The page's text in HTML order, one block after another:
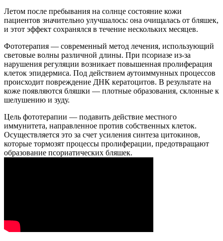
Летом после пребывания на солнце состояние кожи
пациентов значительно улучшалось: она очищалась от бляшек,
и этот эффект сохранялся в течение нескольких месяцев.
Фототерапия — современный метод лечения, использующий
световые волны различной длины. При псориазе из-за
нарушения регуляции возникает повышенная пролиферация
клеток эпидермиса. Под действием аутоиммунных процессов
происходит повреждение ДНК кератоцитов. В результате на
коже появляются бляшки — плотные образования, склонные к
шелушению и зуду.
Цель фототерапии — подавить действие местного
иммунитета, направленное против собственных клеток.
Осуществляется это за счет усиления синтеза цитокинов,
которые тормозят процессы пролиферации, предотвращают
образование псориатических бляшек.